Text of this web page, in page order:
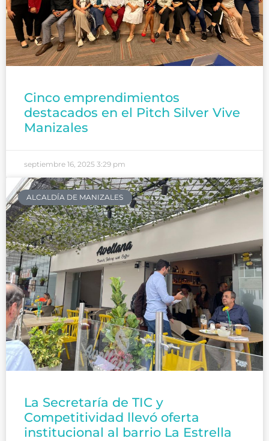
Cinco emprendimientos
destacados en el Pitch Silver Vive
Manizales
septiembre 16, 2025 3:29 pm
ALCALDÍA DE MANIZALES
La Secretaría de TIC y
Competitividad llevó oferta
institucional al barrio La Estrella